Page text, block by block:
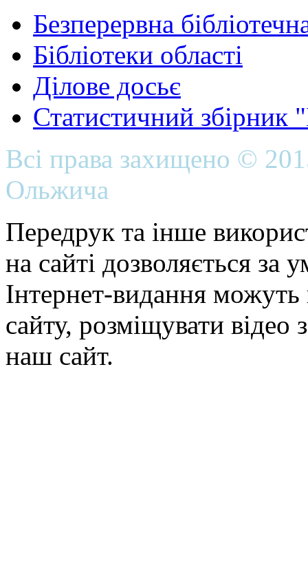
Безперервна
Бібліотеки області
Ділове досьє
Статистичний
Всі права захищено ©
Ольжича
Передрук та інше
на сайті дозволяється
Інтернет-видання можуть
сайту, розміщувати відео
наш сайт.